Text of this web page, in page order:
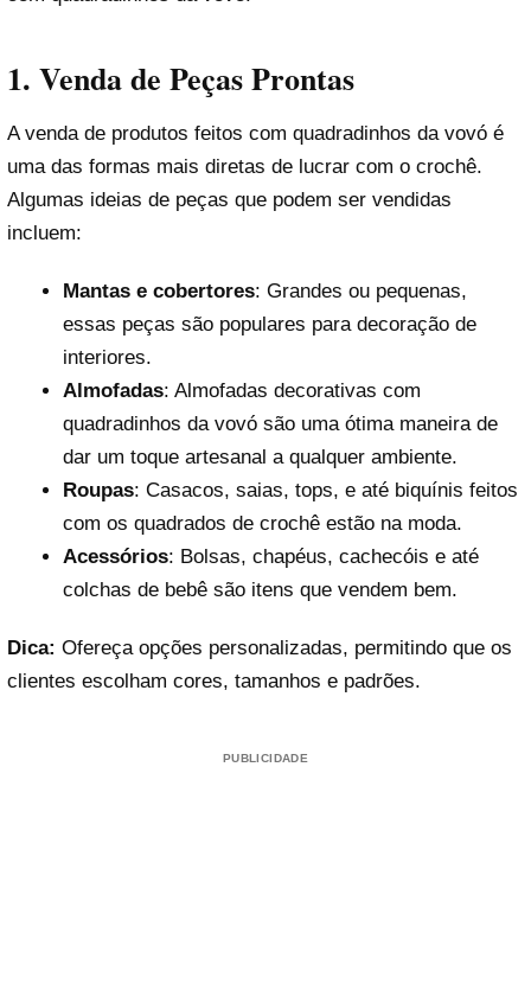
1. Venda de Peças Prontas
A venda de produtos feitos com quadradinhos da vovó é
uma das formas mais diretas de lucrar com o crochê.
Algumas ideias de peças que podem ser vendidas
incluem:
Mantas e cobertores: Grandes ou pequenas,
essas peças são populares para decoração de
interiores.
Almofadas: Almofadas decorativas com
quadradinhos da vovó são uma ótima maneira de
dar um toque artesanal a qualquer ambiente.
Roupas: Casacos, saias, tops, e até biquínis feitos
com os quadrados de crochê estão na moda.
Acessórios: Bolsas, chapéus, cachecóis e até
colchas de bebê são itens que vendem bem.
Dica: Ofereça opções personalizadas, permitindo que os
clientes escolham cores, tamanhos e padrões.
PUBLICIDADE